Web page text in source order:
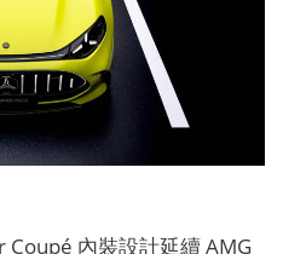
Coupé 內裝設計延續 AMG